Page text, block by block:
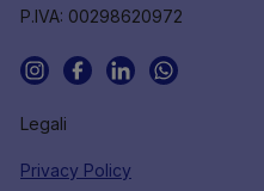
P.IVA: 00298620972
Legali
Privacy Policy